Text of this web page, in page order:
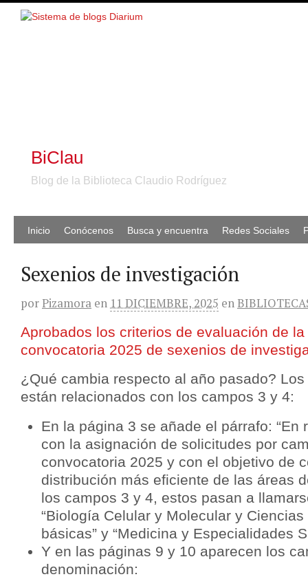
BiClau
Blog de la Biblioteca Claudio Rodríguez
Inicio Conócenos Busca y encuentra Redes Sociales
Sexenios de investigación
porPizamora en 11 DICIEMBRE, 2025 en
Aprobados los criterios de evaluación de
convocatoria 2025 de sexenios de
¿Qué cambia respecto al año pasado?
están relacionados con los campos 3 y 4:
En la página 3 se añade el párrafo: “En
con la asignación de solicitudes por
convocatoria 2025 y con el objetivo de
distribución más eficiente de las áreas
los campos 3 y 4, estos pasan a
“Biología Celular y Molecular y
básicas” y “Medicina y Especialidades
Y en las páginas 9 y 10 aparecen los
denominación: